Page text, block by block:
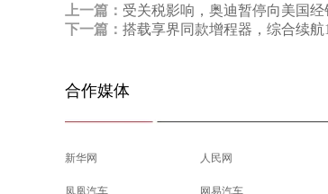
上一篇： 受关税影响，奥迪暂停向美国
下一篇： 搭载享界同款增程器，综合续航
合作媒体
新华网 人民网
凤凰汽车 网易汽车